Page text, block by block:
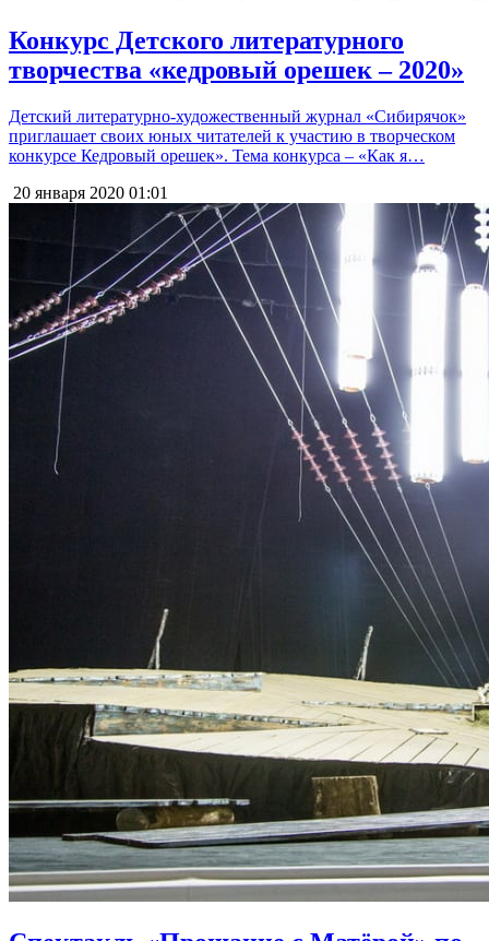
Конкурс Детского литературного
творчества «кедровый орешек – 2020»
Детский литературно-художественный журнал «Сибирячок»
приглашает своих юных читателей к участию в творческом
конкурсе Кедровый орешек». Тема конкурса – «Как я…
20 января 2020 01:01